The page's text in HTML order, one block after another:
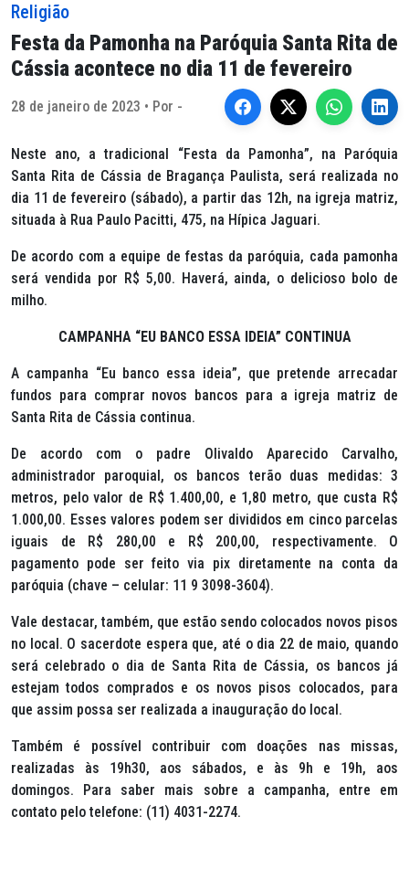
Religião
Festa da Pamonha na Paróquia Santa Rita de
Cássia acontece no dia 11 de fevereiro
28 de janeiro de 2023 • Por -
Neste ano, a tradicional “Festa da Pamonha”, na Paróquia
Santa Rita de Cássia de Bragança Paulista, será realizada no
dia 11 de fevereiro (sábado), a partir das 12h, na igreja matriz,
situada à Rua Paulo Pacitti, 475, na Hípica Jaguari.
De acordo com a equipe de festas da paróquia, cada pamonha
será vendida por R$ 5,00. Haverá, ainda, o delicioso bolo de
milho.
CAMPANHA “EU BANCO ESSA IDEIA” CONTINUA
A campanha “Eu banco essa ideia”, que pretende arrecadar
fundos para comprar novos bancos para a igreja matriz de
Santa Rita de Cássia continua.
De acordo com o padre Olivaldo Aparecido Carvalho,
administrador paroquial, os bancos terão duas medidas: 3
metros, pelo valor de R$ 1.400,00, e 1,80 metro, que custa R$
1.000,00. Esses valores podem ser divididos em cinco parcelas
iguais de R$ 280,00 e R$ 200,00, respectivamente. O
pagamento pode ser feito via pix diretamente na conta da
paróquia (chave – celular: 11 9 3098-3604).
Vale destacar, também, que estão sendo colocados novos pisos
no local. O sacerdote espera que, até o dia 22 de maio, quando
será celebrado o dia de Santa Rita de Cássia, os bancos já
estejam todos comprados e os novos pisos colocados, para
que assim possa ser realizada a inauguração do local.
Também é possível contribuir com doações nas missas,
realizadas às 19h30, aos sábados, e às 9h e 19h, aos
domingos. Para saber mais sobre a campanha, entre em
contato pelo telefone: (11) 4031-2274.